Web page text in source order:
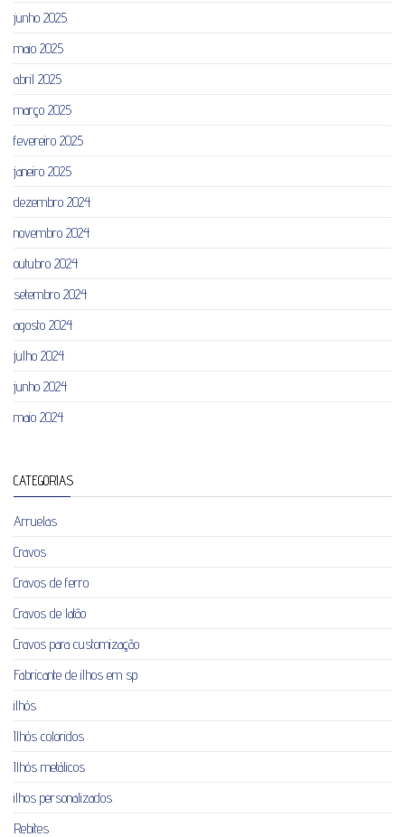
junho 2025
maio 2025
abril 2025
março 2025
fevereiro 2025
janeiro 2025
dezembro 2024
novembro 2024
outubro 2024
setembro 2024
agosto 2024
julho 2024
junho 2024
maio 2024
CATEGORIAS
Arruelas
Cravos
Cravos de ferro
Cravos de latão
Cravos para customização
Fabricante de ilhos em sp
ilhós
Ilhós coloridos
Ilhós metálicos
ilhos personalizados
Rebites